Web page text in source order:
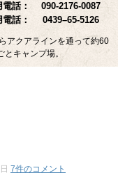
話：
090-2176-0087
話：
0439–65-5126
アクアラインを通って約60
キャンプ場。
7件のコメント